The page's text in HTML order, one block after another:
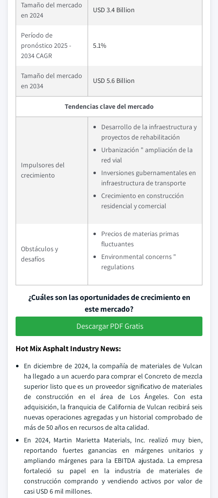
Tamaño del mercado
en 2024
USD 3.4 Billion
Período de
pronóstico 2025 -
2034 CAGR
5.1%
Tamaño del mercado
en 2034
USD 5.6 Billion
Tendencias clave del mercado
Impulsores del
crecimiento
Desarrollo de la infraestructura y
proyectos de rehabilitación
Urbanización " ampliación de la
red vial
Inversiones gubernamentales en
infraestructura de transporte
Crecimiento en construcción
residencial y comercial
Obstáculos y
desafíos
Precios de materias primas
fluctuantes
Environmental concerns "
regulations
¿Cuáles son las oportunidades de crecimiento en
este mercado?
Descargar PDF Gratis
Hot Mix Asphalt Industry News:
En diciembre de 2024, la compañía de materiales de Vulcan
ha llegado a un acuerdo para comprar el Concreto de mezcla
superior listo que es un proveedor significativo de materiales
de construcción en el área de Los Ángeles. Con esta
adquisición, la franquicia de California de Vulcan recibirá seis
nuevas operaciones agregadas y un historial comprobado de
más de 50 años en recursos de alta calidad.
En 2024, Martin Marietta Materials, Inc. realizó muy bien,
reportando fuertes ganancias en márgenes unitarios y
ampliando márgenes para la EBITDA ajustada. La empresa
fortaleció su papel en la industria de materiales de
construcción comprando y vendiendo activos por valor de
casi USD 6 mil millones.